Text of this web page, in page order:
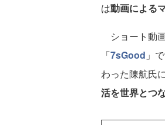
は動画による
ショート動
「7sGood 」
わった陳航氏
活を世界とつ